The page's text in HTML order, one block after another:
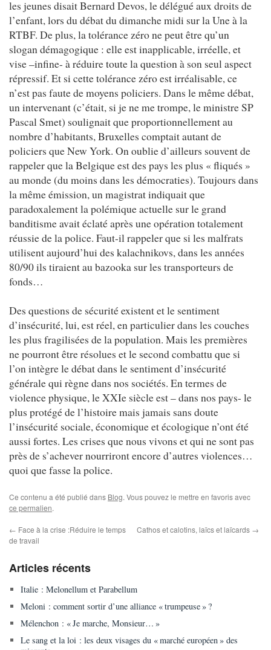
les jeunes disait Bernard Devos, le délégué aux droits de
l’enfant, lors du débat du dimanche midi sur la Une à la
RTBF. De plus, la tolérance zéro ne peut être qu’un
slogan démagogique : elle est inapplicable, irréelle, et
vise –infine- à réduire toute la question à son seul aspect
répressif. Et si cette tolérance zéro est irréalisable, ce
n’est pas faute de moyens policiers. Dans le même débat,
un intervenant (c’était, si je ne me trompe, le ministre SP
Pascal Smet) soulignait que proportionnellement au
nombre d’habitants, Bruxelles comptait autant de
policiers que New York. On oublie d’ailleurs souvent de
rappeler que la Belgique est des pays les plus « fliqués »
au monde (du moins dans les démocraties). Toujours dans
la même émission, un magistrat indiquait que
paradoxalement la polémique actuelle sur le grand
banditisme avait éclaté après une opération totalement
réussie de la police. Faut-il rappeler que si les malfrats
utilisent aujourd’hui des kalachnikovs, dans les années
80/90 ils tiraient au bazooka sur les transporteurs de
fonds…
Des questions de sécurité existent et le sentiment
d’insécurité, lui, est réel, en particulier dans les couches
les plus fragilisées de la population. Mais les premières
ne pourront être résolues et le second combattu que si
l’on intègre le débat dans le sentiment d’insécurité
générale qui règne dans nos sociétés. En termes de
violence physique, le XXIe siècle est – dans nos pays- le
plus protégé de l’histoire mais jamais sans doute
l’insécurité sociale, économique et écologique n’ont été
aussi fortes. Les crises que nous vivons et qui ne sont pas
près de s’achever nourriront encore d’autres violences…
quoi que fasse la police.
Ce contenu a été publié dans Blog. Vous pouvez le mettre en favoris avec
ce permalien.
← Face à la crise :Réduire le temps
de travail
Cathos et calotins, laïcs et laïcards →
Articles récents
Italie : Melonellum et Parabellum
Meloni : comment sortir d’une alliance « trumpeuse » ?
Mélenchon : « Je marche, Monsieur… »
Le sang et la loi : les deux visages du « marché européen » des